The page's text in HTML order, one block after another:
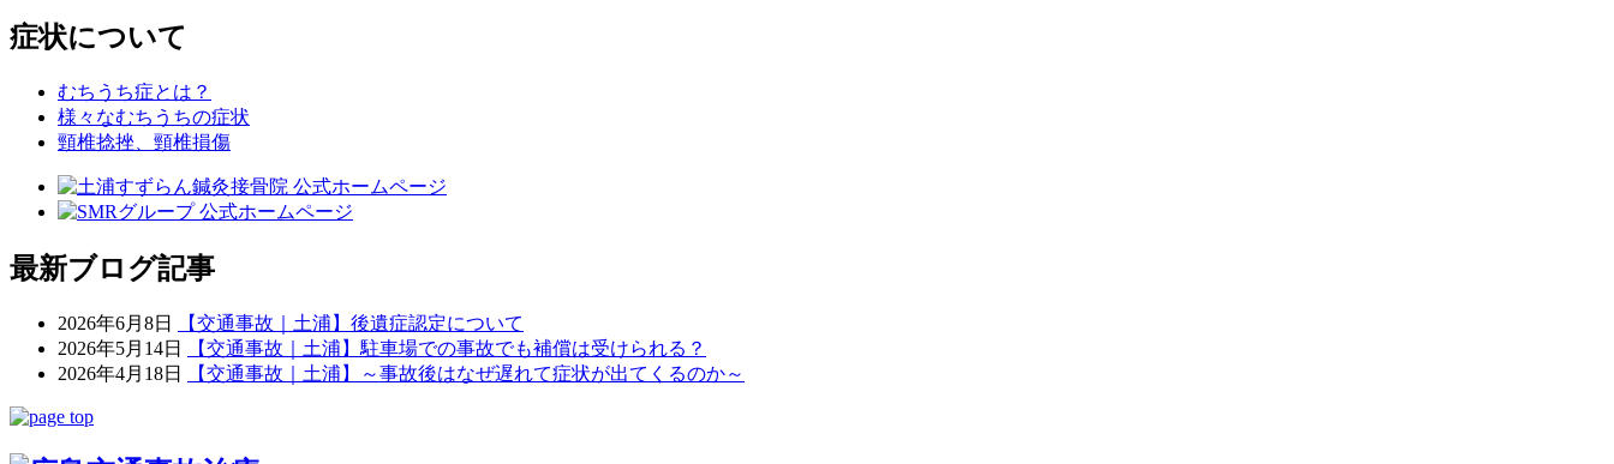
症状について
むちうち症とは？
様々なむちうちの症状
頸椎捻挫、頸椎損傷
最新ブログ記事
2026年6月8日
【交通事故｜土浦】後遺症認定について
2026年5月14日
【交通事故｜土浦】駐車場での事故でも補償は受けられる？
2026年4月18日
【交通事故｜土浦】～事故後はなぜ遅れて症状が出てくるのか～